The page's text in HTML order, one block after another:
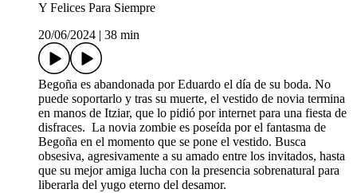
Y Felices Para Siempre
20/06/2024
38 min
Begoña es abandonada por Eduardo el día de su boda. No
puede soportarlo y tras su muerte, el vestido de novia termina
en manos de Itziar, que lo pidió por internet para una fiesta de
disfraces. La novia zombie es poseída por el fantasma de
Begoña en el momento que se pone el vestido. Busca
obsesiva, agresivamente a su amado entre los invitados, hasta
que su mejor amiga lucha con la presencia sobrenatural para
liberarla del yugo eterno del desamor.